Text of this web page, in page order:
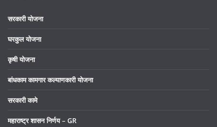
सरकारी योजना
घरकुल योजना
कृषी योजना
बांधकाम कामगार कल्याणकारी योजना
सरकारी कामे
महाराष्ट्र शासन निर्णय – GR